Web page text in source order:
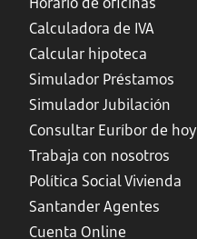
Calculadora de IVA
Calcular hipoteca
Simulador Préstamos
Simulador Jubilación
Consultar Euríbor de hoy
Trabaja con nosotros
Política Social Vivienda
Santander Agentes
Cuenta Online